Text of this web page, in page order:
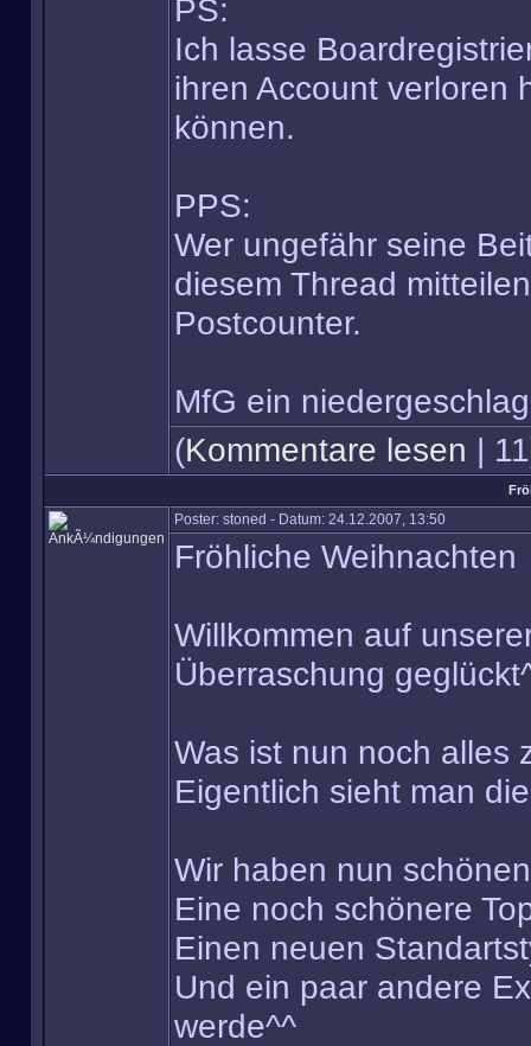
PS:
Ich lasse
ihren Account verloren
können.
PPS:
Wer ungefähr seine
diesem Thread
Postcounter.
MfG ein
(Kommentare lesen |
Poster: stoned - Datum: 24.12.2007, 13:50
Fröhliche Weihnachten
Willkommen auf
Überraschung
Was ist nun noch
Eigentlich sieht man
Wir haben nun
Eine noch schönere
Einen neuen
Und ein paar andere
werde^^